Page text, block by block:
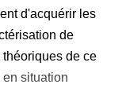
d'acquérir les
de
de ce
situation